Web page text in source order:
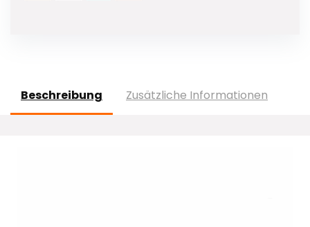
Beschreibung Zusätzliche Informationen